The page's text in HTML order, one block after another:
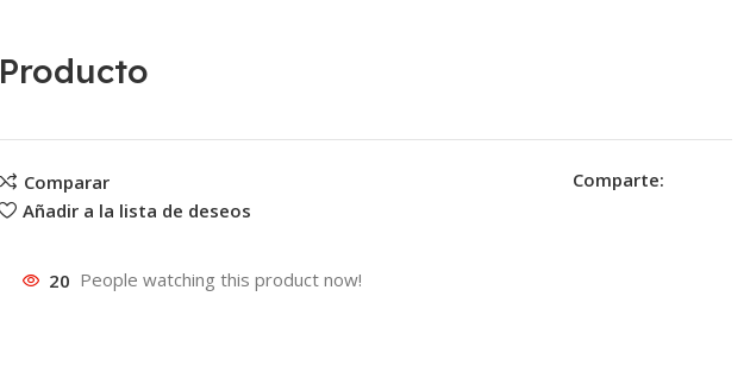
Producto
Comparar
Añadir a la lista de deseos
Comparte:
20 People watching this product now!